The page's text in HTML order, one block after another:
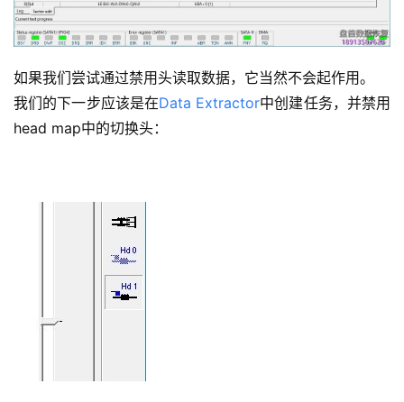
如果我们尝试通过禁用头读取数据，它当然不会起作用。
我们的下一步应该是在Data Extractor中创建任务，并禁用
head map中的切换头：